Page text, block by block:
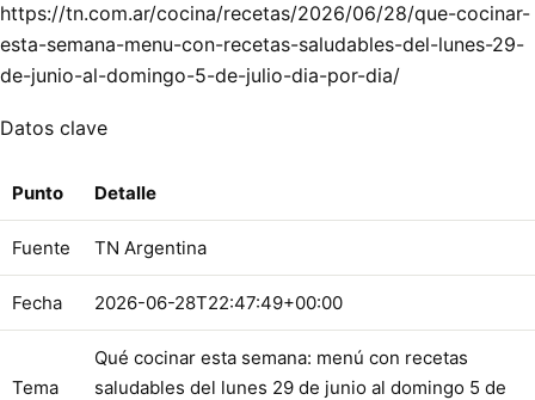
https://tn.com.ar/cocina/recetas/2026/06/28/que-cocinar-
esta-semana-menu-con-recetas-saludables-del-lunes-29-
de-junio-al-domingo-5-de-julio-dia-por-dia/
Datos clave
Punto Detalle
Fuente TN Argentina
Fecha 2026-06-28T22:47:49+00:00
Tema
Qué cocinar esta semana: menú con recetas
saludables del lunes 29 de junio al domingo 5 de